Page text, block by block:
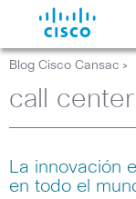
Blog Cisco Cansac >
call center
La innovación
en todo el